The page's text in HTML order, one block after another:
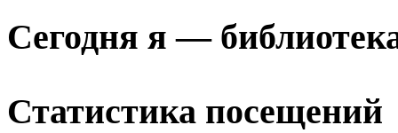
Сегодня я —
Статистика посещений